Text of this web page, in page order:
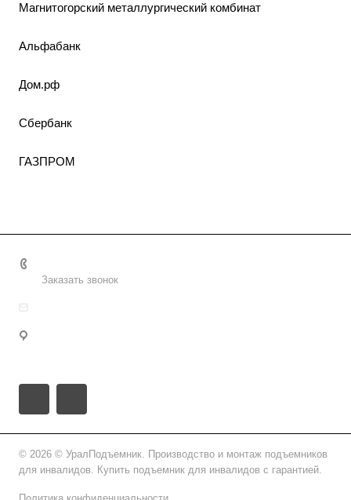
Магнитогорский металлургический комбинат
Альфабанк
Дом.рф
Сбербанк
ГАЗПРОМ
Заказать звонок
© 2026 © УралПодъемник. Производство и монтаж подъемников
для инвалидов. Купить подъемник для инвалидов с гарантией.